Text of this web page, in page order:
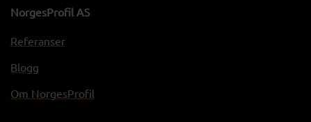
NorgesProfil AS
Referanser
Blogg
Om NorgesProfil